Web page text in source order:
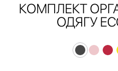
КОМПЛЕКТ
ОДЯГУ